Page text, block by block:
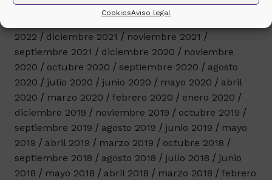
CookiesAviso legal
mayo 2023
abril 2023
noviembre 2022
2022
diciembre 2021
noviembre 2021
septiembre 2021
diciembre 2020
noviembre
2020
octubre 2020 septiembre 2020
agosto
2020
julio 2020 junio 2020 mayo 2020
abril
2020
marzo 2020 febrero 2020
enero 2020
diciembre 2019
noviembre 2019
octubre 2019
septiembre 2019
agosto 2019 junio 2019
mayo
2019
abril 2019 marzo 2019
octubre 2018
septiembre 2018
agosto 2018 julio 2018
junio
2018
mayo 2018 abril 2018 marzo 2018
febrero